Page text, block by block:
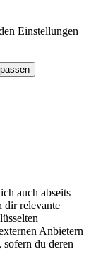
Einstellungen
auch abseits
dir relevante
Anbietern
du deren